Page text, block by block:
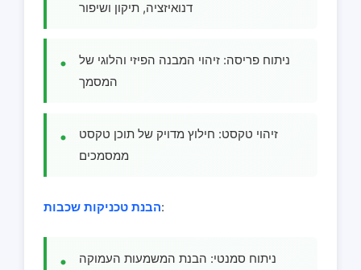
דנואיזציה, תיקון ושיפור
ניתוח פריסה: זיהוי המבנה הפיזי והלוגי של
המסמך
זיהוי טקסט: חילוץ מדויק של תוכן טקסט
ממסמכים
הבנת טכניקות שכבות:
ניתוח סמנטי: הבנת המשמעות העמוקה